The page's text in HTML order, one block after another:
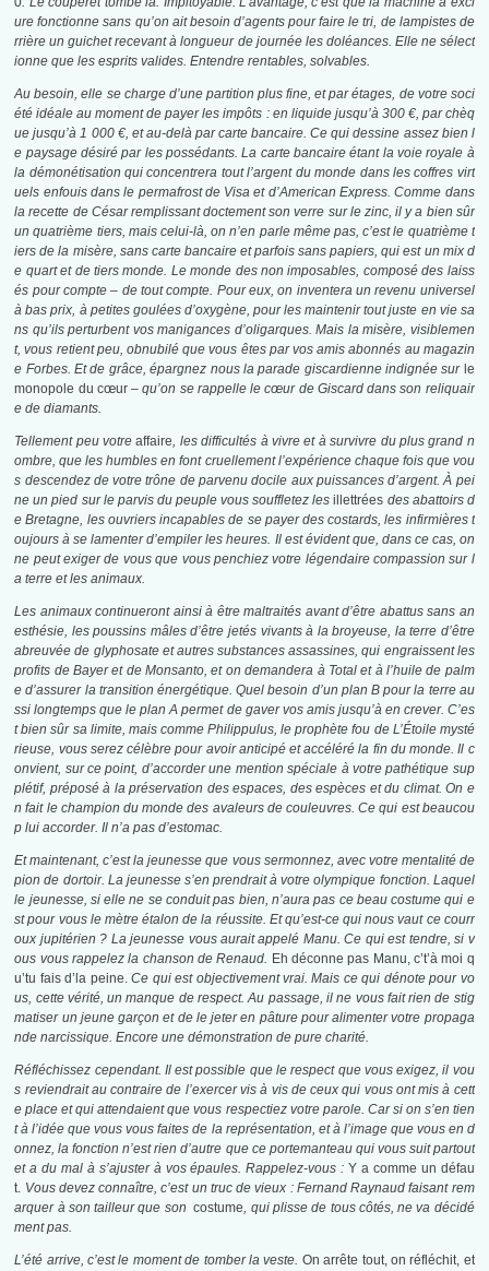
ure fonctionne sans qu’on ait besoin d’agents pour faire le tri, de lampistes de
rrière un guichet recevant à longueur de journée les doléances. Elle ne sélect
ionne que les esprits valides. Entendre rentables, solvables.
Au besoin, elle se charge d’une partition plus fine, et par étages, de votre soci
été idéale au moment de payer les impôts : en liquide jusqu’à 300 €, par chèq
ue jusqu’à 1 000 €, et au-delà par carte bancaire. Ce qui dessine assez bien l
e paysage désiré par les possédants. La carte bancaire étant la voie royale à
la démonétisation qui concentrera tout l’argent du monde dans les coffres virt
uels enfouis dans le permafrost de Visa et d’American Express. Comme dans
la recette de César remplissant doctement son verre sur le zinc, il y a bien sûr
un quatrième tiers, mais celui-là, on n’en parle même pas, c’est le quatrième t
iers de la misère, sans carte bancaire et parfois sans papiers, qui est un mix d
e quart et de tiers monde. Le monde des non imposables, composé des laiss
és pour compte – de tout compte. Pour eux, on inventera un revenu universel
à bas prix, à petites goulées d’oxygène, pour les maintenir tout juste en vie sa
ns qu’ils perturbent vos manigances d’oligarques. Mais la misère, visiblemen
t, vous retient peu, obnubilé que vous êtes par vos amis abonnés au magazin
e Forbes. Et de grâce, épargnez nous la parade giscardienne indignée sur le
monopole du cœur – qu’on se rappelle le cœur de Giscard dans son reliquair
e de diamants.
Tellement peu votreaffaire, les difficultés à vivre et à survivre du plus grand n
ombre, que les humbles en font cruellement l’expérience chaque fois que vou
s descendez de votre trône de parvenu docile aux puissances d’argent. À pei
ne un pied sur le parvis du peuple vous souffletez lesillettrées des abattoirs d
e Bretagne, les ouvriers incapables de se payer des costards, les infirmières t
oujours à se lamenter d’empiler les heures. Il est évident que, dans ce cas, on
ne peut exiger de vous que vous penchiez votre légendaire compassion sur l
a terre et les animaux.
Les animaux continueront ainsi à être maltraités avant d’être abattus sans an
esthésie, les poussins mâles d’être jetés vivants à la broyeuse, la terre d’être
abreuvée de glyphosate et autres substances assassines, qui engraissent les
profits de Bayer et de Monsanto, et on demandera à Total et à l’huile de palm
e d’assurer la transition énergétique. Quel besoin d’un plan B pour la terre au
ssi longtemps que le plan A permet de gaver vos amis jusqu’à en crever. C’es
t bien sûr sa limite, mais comme Philippulus, le prophète fou de L’Étoile mysté
rieuse, vous serez célèbre pour avoir anticipé et accéléré la fin du monde. Il c
onvient, sur ce point, d’accorder une mention spéciale à votre pathétique sup
plétif, préposé à la préservation des espaces, des espèces et du climat. On e
n fait le champion du monde des avaleurs de couleuvres. Ce qui est beaucou
p lui accorder. Il n’a pas d’estomac.
Et maintenant, c’est la jeunesse que vous sermonnez, avec votre mentalité de
pion de dortoir. La jeunesse s’en prendrait à votre olympique fonction. Laquel
le jeunesse, si elle ne se conduit pas bien, n’aura pas ce beau costume qui e
st pour vous le mètre étalon de la réussite. Et qu’est-ce qui nous vaut ce courr
oux jupitérien ? La jeunesse vous aurait appelé Manu. Ce qui est tendre, si v
ous vous rappelez la chanson de Renaud. Eh déconne pas Manu, c’t’à moi q
u’tu fais d’la peine.Ce qui est objectivement vrai. Mais ce qui dénote pour vo
us, cette vérité, un manque de respect. Au passage, il ne vous fait rien de stig
matiser un jeune garçon et de le jeter en pâture pour alimenter votre propaga
nde narcissique. Encore une démonstration de pure charité.
Réfléchissez cependant. Il est possible que le respect que vous exigez, il vou
s reviendrait au contraire de l’exercer vis à vis de ceux qui vous ont mis à cett
e place et qui attendaient que vous respectiez votre parole. Car si on s’en tien
t à l’idée que vous vous faites de la représentation, et à l’image que vous en d
onnez, la fonction n’est rien d’autre que ce portemanteau qui vous suit partout
et a du mal à s’ajuster à vos épaules. Rappelez-vous :Y a comme un défau
t. Vous devez connaître, c’est un truc de vieux : Fernand Raynaud faisant rem
arquer à son tailleur que soncostume, qui plisse de tous côtés, ne va décidé
ment pas.
L’été arrive, c’est le moment de tomber la veste. On arrête tout, on réfléchit, et